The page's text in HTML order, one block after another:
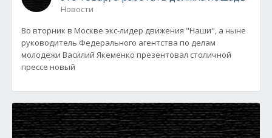
Новости
Во вторник в Москве экс-лидер движения "Наши", а ныне
руководитель Федерального агентства по делам
молодежи Василий Якеменко презентовал столичной
прессе новый